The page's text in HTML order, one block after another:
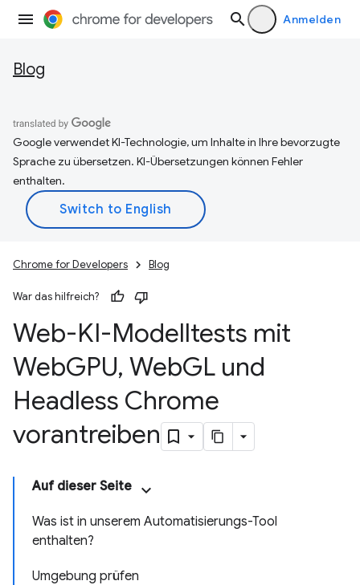
Anmelden
Blog
Google verwendet KI-Technologie, um Inhalte in Ihre bevorzugte
Sprache zu übersetzen. KI-Übersetzungen können Fehler
enthalten.
Chrome for Developers Blog
War das hilfreich?
Web-KI-Modelltests mit
WebGPU, WebGL und
Headless Chrome
vorantreiben
Auf dieser Seite
Was ist in unserem Automatisierungs-Tool
enthalten?
Umgebung prüfen